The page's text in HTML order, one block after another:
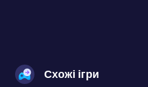
Схожі ігри